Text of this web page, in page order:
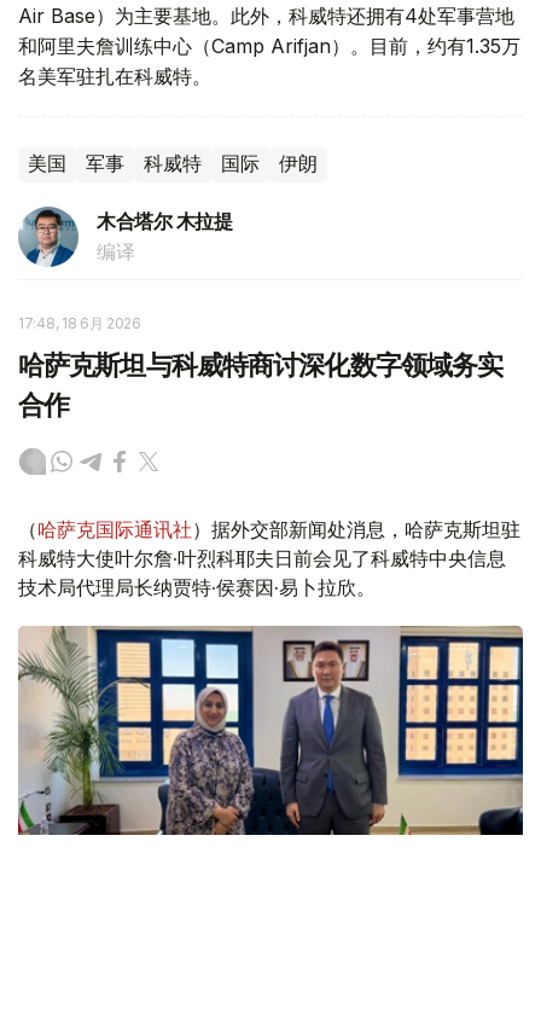
Air Base）为主要基地。此外，科威特还拥有4处军事营地
和阿里夫詹训练中心（Camp Arifjan）。目前，约有1.35万
名美军驻扎在科威特。
美国 军事 科威特 国际 伊朗
木合塔尔 木拉提
编译
17:48, 18 6月 2026
哈萨克斯坦与科威特商讨深化数字领域务实
合作
（哈萨克国际通讯社）据外交部新闻处消息，哈萨克斯坦驻
科威特大使叶尔詹·叶烈科耶夫日前会见了科威特中央信息
技术局代理局长纳贾特·侯赛因·易卜拉欣。